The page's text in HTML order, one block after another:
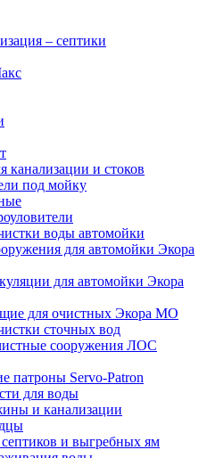
– септики
канализации и стоков
под мойку
воды автомойки
для автомойки Экора
для автомойки Экора
для очистных Экора МО
сточных вод
сооружения ЛОС
патроны Servo-Patron
для воды
и канализации
и выгребных ям